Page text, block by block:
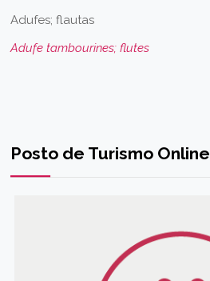
Adufes; flautas
Adufe tambourines; flutes
Posto de Turismo Online